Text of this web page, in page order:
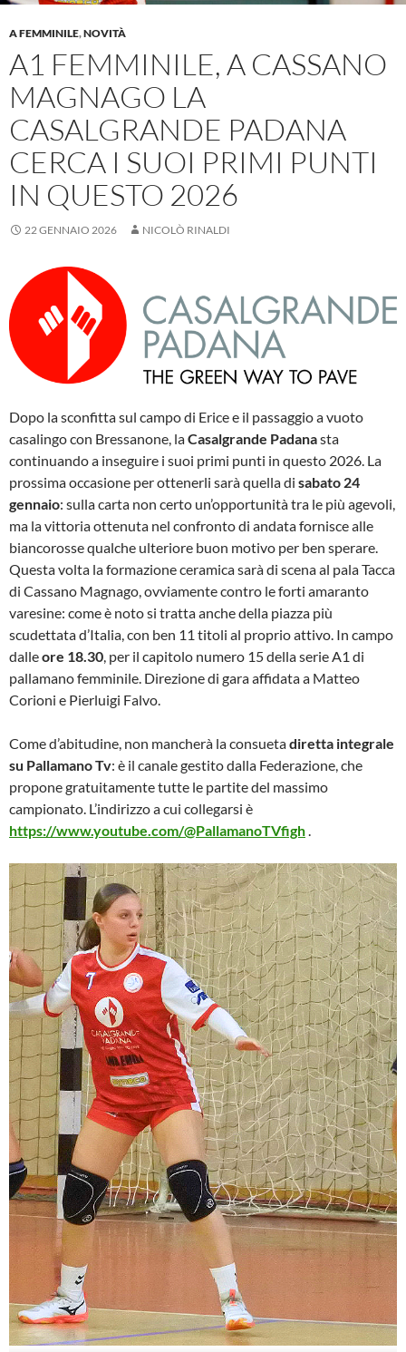
A FEMMINILE,NOVITÀ
A1 FEMMINILE, A CASSANO
MAGNAGO LA
CASALGRANDE PADANA
CERCA I SUOI PRIMI PUNTI
IN QUESTO 2026
22 GENNAIO 2026 NICOLÒ RINALDI
Dopo la sconfitta sul campo di Erice e il passaggio a vuoto
casalingo con Bressanone, laCasalgrande Padanasta
continuando a inseguire i suoi primi punti in questo 2026. La
prossima occasione per ottenerli sarà quella di sabato 24
gennaio: sulla carta non certo un’opportunità tra le più agevoli,
ma la vittoria ottenuta nel confronto di andata fornisce alle
biancorosse qualche ulteriore buon motivo per ben sperare.
Questa volta la formazione ceramica sarà di scena al pala Tacca
di Cassano Magnago, ovviamente contro le forti amaranto
varesine: come è noto si tratta anche della piazza più
scudettata d’Italia, con ben 11 titoli al proprio attivo. In campo
dalleore 18.30, per il capitolo numero 15 della serie A1 di
pallamano femminile. Direzione di gara affidata a Matteo
Corioni e Pierluigi Falvo.
Come d’abitudine, non mancherà la consuetadiretta integrale
su Pallamano Tv: è il canale gestito dalla Federazione, che
propone gratuitamente tutte le partite del massimo
campionato. L’indirizzo a cui collegarsi è
https://www.youtube.com/@PallamanoTVfigh.